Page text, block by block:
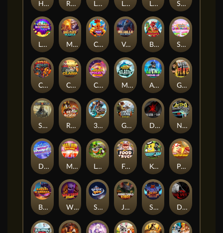
Hand of Anubis Rise of Fortuna LE FOOTBALL FAN LE HOOLIGAN Life and Death Shadow Treasure
Lucky Multifruit Merlin's Mania Chicken Man Valhalla: Wild Winter Blaze Buddies Sticky Candyland
Crystal Robot Coop Clash Chocolate Rocket Marlin Masters Atlantis Aliens Among Us Grug Make Fire
Sand and Ashes Red Rascal™ 3 Cursed Chests™ Great Game Rockies Death Becomes You Nitro Nights
Dandy Diamonds Max Win Machine Le Prechaun Fred's Food Truck Keep 'em Piggy Cluster Hunt
Barrel Bonanza Wild Dojo Strike Space Zoo Junkyard Kings Shadow Strike Dark Spiral